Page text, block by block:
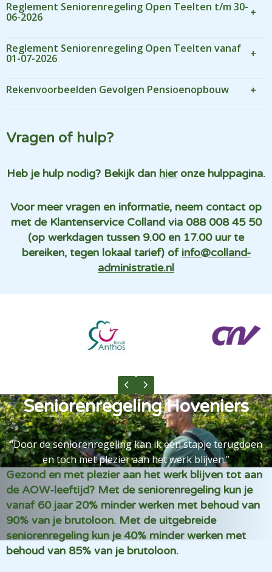
Reglement Seniorenregeling Open Teelten t/m 30-
06-2026
Reglement Seniorenregeling Open Teelten vanaf
01-07-2026
Rekenvoorbeelden Gevolgen Pensioenopbouw
Vragen of hulp?
Heb je hulp nodig? Bekijk dan hieronze hulppagina.
Voor meer vragen en informatie, neem contact op
met de Klantenservice Colland via 088 008 45 50
(op werkdagen tussen 9.00 en 17.00 uur te
bereiken, tegen lokaal tarief) of info@colland-
administratie.nl
Previous slideNext slide
Seniorenregeling Hoveniers
“Door de seniorenregeling kan ik een stapje terugdoen
en toch met plezier aan het werk blijven.”
Gezond en met plezier aan het werk blijven tot aan
de AOW-leeftijd? Met de seniorenregeling kun je
vanaf 60 jaar 20% minder werken met behoud van
90% van je brutoloon. Met de uitgebreide
seniorenregeling kun je 40% minder werken met
behoud van 85% van je brutoloon.